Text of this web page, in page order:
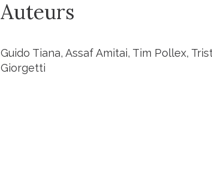
Auteurs
Guido Tiana, Assaf Amitai, Tim Pollex,
Giorgetti